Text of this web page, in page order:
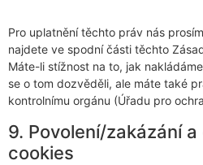
Pro uplatnění těchto práv nás
najdete ve spodní části těchto
Máte-li stížnost na to, jak
se o tom dozvěděli, ale máte také
kontrolnímu orgánu (Úřadu pro
9. Povolení/zakázání
cookies